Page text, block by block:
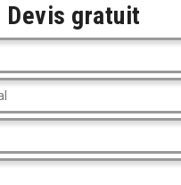
Devis gratuit